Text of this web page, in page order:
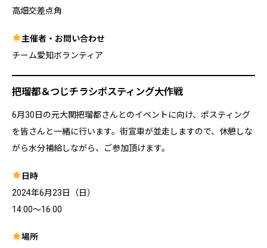
高畑交差点角
主催者・お問い合わせ
チーム愛知ボランティア
把瑠都＆つじチラシポスティング大作戦
6月30日の元大関把瑠都さんとのイベントに向け、ポスティング
を皆さんと一緒に行います。街宣車が並走しますので、休憩しな
がら水分補給しながら、ご参加頂けます。
日時
2024年6月23日（日）
14:00〜16:00
場所